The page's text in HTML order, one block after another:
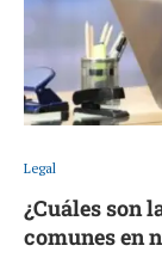
Legal
¿Cuáles son
comunes en